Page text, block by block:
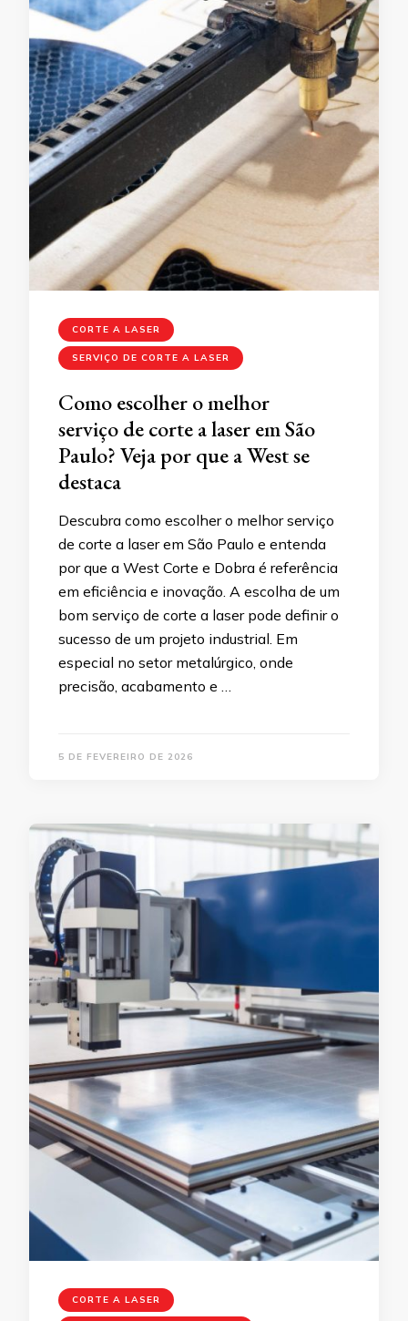
CORTE A LASER
SERVIÇO DE CORTE A LASER
Como escolher o melhor
serviço de corte a laser em São
Paulo? Veja por que a West se
destaca
Descubra como escolher o melhor serviço
de corte a laser em São Paulo e entenda
por que a West Corte e Dobra é referência
em eficiência e inovação. A escolha de um
bom serviço de corte a laser pode definir o
sucesso de um projeto industrial. Em
especial no setor metalúrgico, onde
precisão, acabamento e …
5 DE FEVEREIRO DE 2026
CORTE A LASER